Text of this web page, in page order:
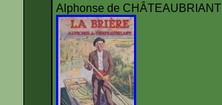
Alphonse de CHÂTEAUBRIANT